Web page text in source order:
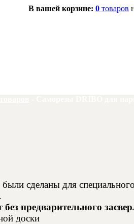
В вашей корзине: 0 товаров
сделаны для
без предварительного
доски